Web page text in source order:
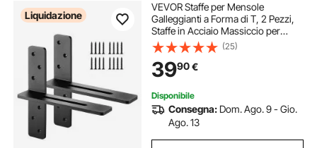
Liquidazione
VEVOR Staffe per Mensole
Galleggianti a Forma di T, 2 Pezzi,
Staffe in Acciaio Massiccio per
Mensole, 304,8 x 73,5 x 304,8 mm
Capacità di Carico di 90 kg per
Supporto da Banco con Viti
(25)
3990€
Disponibile
Consegna: Dom. Ago. 9 - Gio.
Ago. 13